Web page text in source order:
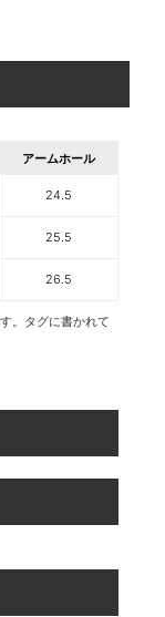
アームホール
24.5
25.5
26.5
。タグに書かれて